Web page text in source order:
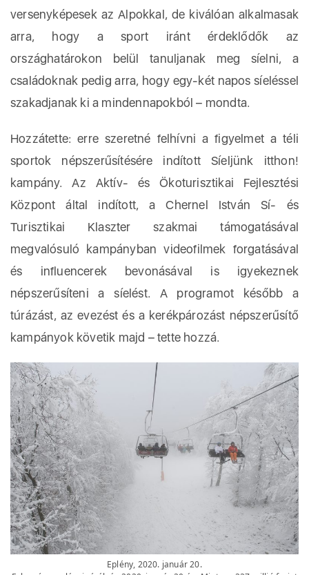
versenyképesek az Alpokkal, de kiválóan alkalmasak
arra, hogy a sport iránt érdeklődők az
országhatárokon belül tanuljanak meg síelni, a
családoknak pedig arra, hogy egy-két napos síeléssel
szakadjanak ki a mindennapokból – mondta.
Hozzátette: erre szeretné felhívni a figyelmet a téli
sportok népszerűsítésére indított Síeljünk itthon!
kampány. Az Aktív- és Ökoturisztikai Fejlesztési
Központ által indított, a Chernel István Sí- és
Turisztikai Klaszter szakmai támogatásával
megvalósuló kampányban videofilmek forgatásával
és influencerek bevonásával is igyekeznek
népszerűsíteni a síelést. A programot később a
túrázást, az evezést és a kerékpározást népszerűsítő
kampányok követik majd – tette hozzá.
Eplény, 2020. január 20.